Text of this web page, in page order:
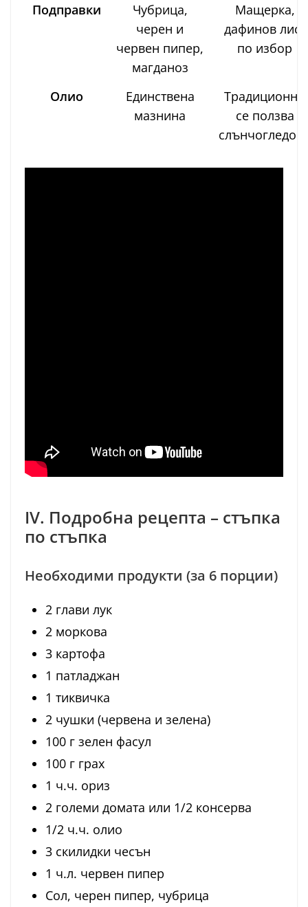
Подправки
Чубрица,
черен и
червен пипер,
магданоз
Мащерка,
дафинов лист
по избор
Олио
Единствена
мазнина
Традиционно
се ползва
IV. Подробна рецепта – стъпка
по стъпка
Необходими продукти (за 6 порции)
2 глави лук
2 моркова
3 картофа
1 патладжан
1 тиквичка
2 чушки (червена и зелена)
100 г зелен фасул
100 г грах
1 ч.ч. ориз
2 големи домата или 1/2 консерва
1/2 ч.ч. олио
3 скилидки чесън
1 ч.л. червен пипер
Сол, черен пипер, чубрица